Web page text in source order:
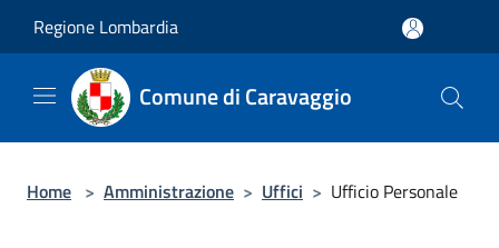
Regione Lombardia
Comune di Caravaggio
Home > Amministrazione > Uffici > Ufficio Personale